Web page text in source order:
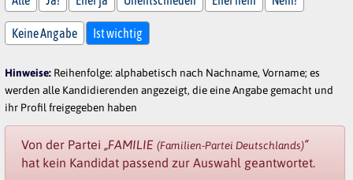
Keine Angabe Ist wichtig
Hinweise: Reihenfolge: alphabetisch nach Nachname, Vorname; es
werden alle Kandidierenden angezeigt, die eine Angabe gemacht und
ihr Profil freigegeben haben
Von der Partei „FAMILIE (Familien-Partei Deutschlands)“
hat kein Kandidat passend zur Auswahl geantwortet.